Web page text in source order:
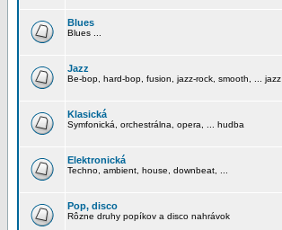
Blues
Blues ...
Jazz
Be-bop, hard-bop, fusion, jazz-rock, smooth, ... jazz
Klasická
Symfonická, orchestrálna, opera, ... hudba
Elektronická
Techno, ambient, house, downbeat, ...
Pop, disco
Rôzne druhy popíkov a disco nahrávok